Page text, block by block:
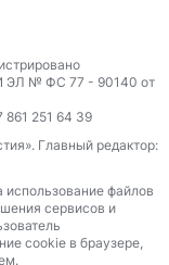
ЭЛ № ФС 77 - 90140 от
861 251 64 39
Главный редактор:
файлов
сервисов и
сооkіе в браузере,